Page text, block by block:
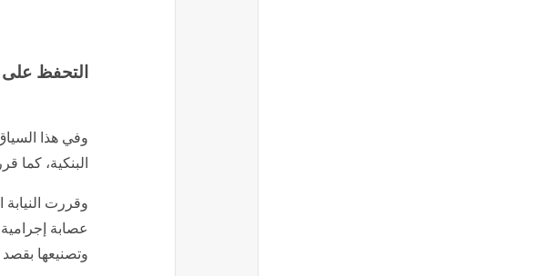
التحفظ
وفي هذا
البنكية، كما
عصابة
وتصنيعها